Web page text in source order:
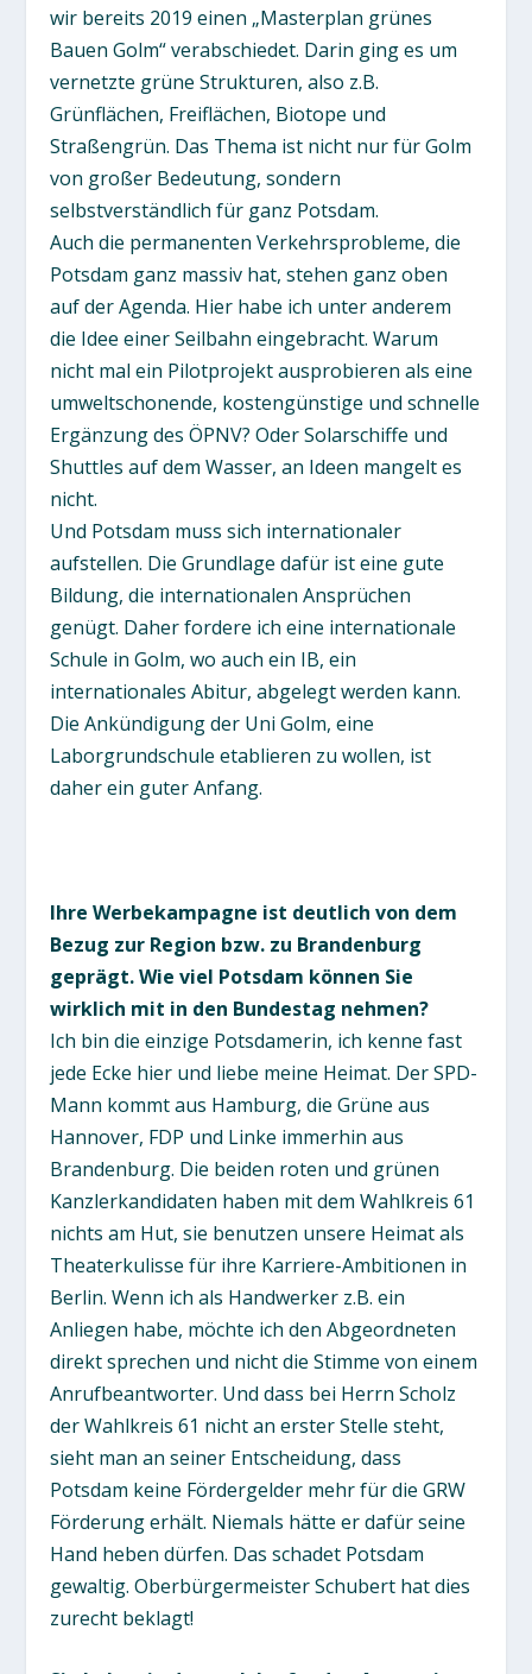
wir bereits 2019 einen „Masterplan grünes
Bauen Golm“ verabschiedet. Darin ging es um
vernetzte grüne Strukturen, also z.B.
Grünflächen, Freiflächen, Biotope und
Straßengrün. Das Thema ist nicht nur für Golm
von großer Bedeutung, sondern
selbstverständlich für ganz Potsdam.
Auch die permanenten Verkehrsprobleme, die
Potsdam ganz massiv hat, stehen ganz oben
auf der Agenda. Hier habe ich unter anderem
die Idee einer Seilbahn eingebracht. Warum
nicht mal ein Pilotprojekt ausprobieren als eine
umweltschonende, kostengünstige und schnelle
Ergänzung des ÖPNV? Oder Solarschiffe und
Shuttles auf dem Wasser, an Ideen mangelt es
nicht.
Und Potsdam muss sich internationaler
aufstellen. Die Grundlage dafür ist eine gute
Bildung, die internationalen Ansprüchen
genügt. Daher fordere ich eine internationale
Schule in Golm, wo auch ein IB, ein
internationales Abitur, abgelegt werden kann.
Die Ankündigung der Uni Golm, eine
Laborgrundschule etablieren zu wollen, ist
daher ein guter Anfang.
Ihre Werbekampagne ist deutlich von dem
Bezug zur Region bzw. zu Brandenburg
geprägt. Wie viel Potsdam können Sie
wirklich mit in den Bundestag nehmen?
Ich bin die einzige Potsdamerin, ich kenne fast
jede Ecke hier und liebe meine Heimat. Der SPD-
Mann kommt aus Hamburg, die Grüne aus
Hannover, FDP und Linke immerhin aus
Brandenburg. Die beiden roten und grünen
Kanzlerkandidaten haben mit dem Wahlkreis 61
nichts am Hut, sie benutzen unsere Heimat als
Theaterkulisse für ihre Karriere-Ambitionen in
Berlin. Wenn ich als Handwerker z.B. ein
Anliegen habe, möchte ich den Abgeordneten
direkt sprechen und nicht die Stimme von einem
Anrufbeantworter. Und dass bei Herrn Scholz
der Wahlkreis 61 nicht an erster Stelle steht,
sieht man an seiner Entscheidung, dass
Potsdam keine Fördergelder mehr für die GRW
Förderung erhält. Niemals hätte er dafür seine
Hand heben dürfen. Das schadet Potsdam
gewaltig. Oberbürgermeister Schubert hat dies
zurecht beklagt!